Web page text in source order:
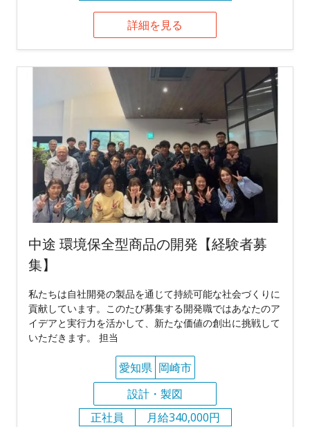
詳細を見る
中途 環境保全型商品の開発【経験者募
集】
私たちは自社開発の製品を通じて持続可能な社会づくりに
貢献しています。このたび募集する開発職ではあなたのア
イデアと実行力を活かして、新たな価値の創出に挑戦して
いただきます。 担当
愛知県 岡崎市
設計・製図
正社員
月給340,000円